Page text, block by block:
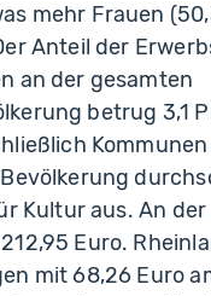
mehr Frauen
Anteil der
an der gesamten
betrug 3,1
Kultur aus. An
Euro.
mit 68,26 Euro